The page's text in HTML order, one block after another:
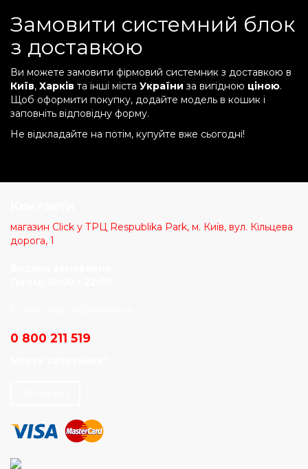
Замовити системний блок
з доставкою
Ви можете замовити фірмовий системник з доставкою в
Київ, Харків та інші міста України за вигідною ціною.
Щоб оформити покупку, додайте модель в кошик і
заповніть відповідну форму.
Не відкладайте на потім, купуйте вже сьогодні!
магазин Click у ТРЦ Respublika Park, м. Київ, вул. Кільцева
дорога, 1
0 800 211 519